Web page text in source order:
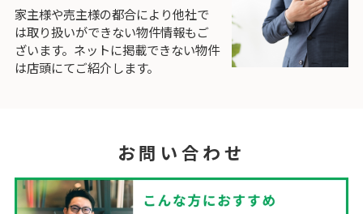
家主様や売主様の都合により他社で
は取り扱いができない物件情報もご
ざいます。ネットに掲載できない物件
は店頭にてご紹介します。
お問い合わせ